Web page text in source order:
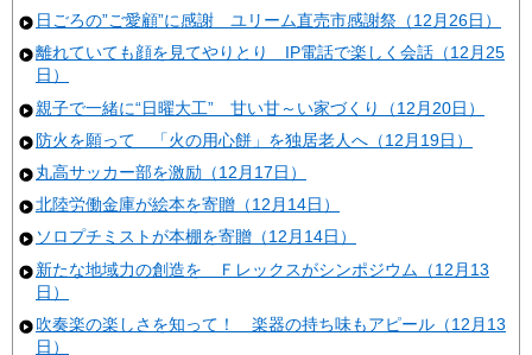
日ごろの”ご愛顧”に感謝 ユリーム直売市感謝祭（12月26日）
離れていても顔を見てやりとり IP電話で楽しく会話（12月25
日）
親子で一緒に“日曜大工” 甘い甘～い家づくり（12月20日）
防火を願って 「火の用心餅」を独居老人へ（12月19日）
丸高サッカー部を激励（12月17日）
北陸労働金庫が絵本を寄贈（12月14日）
ソロプチミストが本棚を寄贈（12月14日）
新たな地域力の創造を Ｆレックスがシンポジウム（12月13
日）
吹奏楽の楽しさを知って！ 楽器の持ち味もアピール（12月13
日）